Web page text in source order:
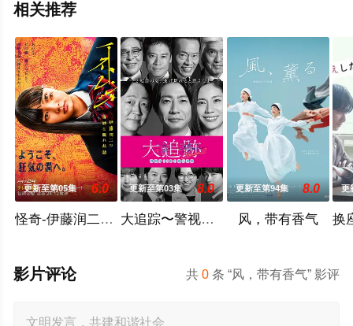
相关推荐
更新至第05集 6.0
怪奇-伊藤润二令人彻夜难眠的奇异故事－
更新至第03集 8.0
大追踪〜警视厅SSBC强行犯系〜第二季
更新至第94集 8.0
风，带有香气
更
共0 条 “风，带有香气” 影评
影片评论